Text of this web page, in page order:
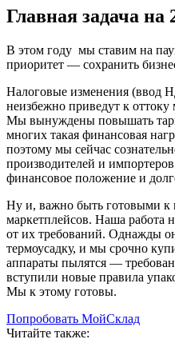
Главная задача на
В этом году мы ставим на
приоритет — сохранить
Налоговые изменения (ввод
неизбежно приведут к оттоку
Мы вынуждены повышать
многих такая финансовая
поэтому мы сейчас
производителей и
финансовое положение и
Ну и, важно быть готовыми к
маркетплейсов. Наша работа
от их требований. Однажды
термоусадку, и мы срочно
аппараты пылятся —
вступили новые правила
Мы к этому готовы.
Попробовать МойСклад
Читайте также: